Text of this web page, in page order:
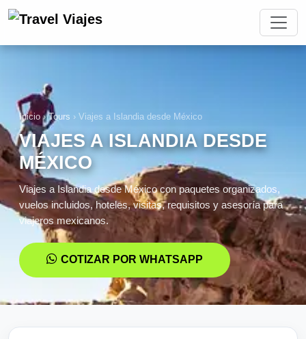
Inicio ›Tours › Viajes a Islandia desde México
VIAJES A ISLANDIA DESDE
MÉXICO
Viajes a Islandia desde México con paquetes organizados,
vuelos incluidos, hoteles, visitas, requisitos y asesoría para
viajeros mexicanos.
COTIZAR POR WHATSAPP